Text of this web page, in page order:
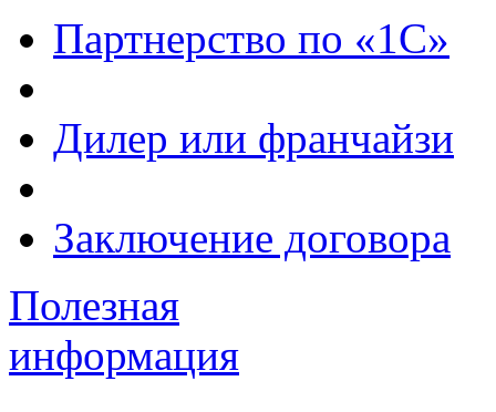
Партнерство по «1С»
Дилер или франчайзи
Заключение договора
Полезная
информация